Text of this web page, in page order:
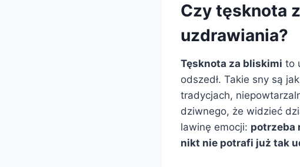
Czy tęsknota
uzdrawiania?
Tęsknota za bliskimi to
odszedł. Takie sny są
tradycjach,
dziwnego, że widzieć
lawinę emocji: potrzeba
nikt nie potrafi już tak